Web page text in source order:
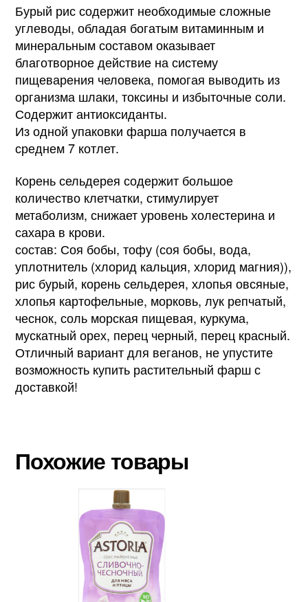
Бурый рис содержит необходимые сложные
углеводы, обладая богатым витаминным и
минеральным составом оказывает
благотворное действие на систему
пищеварения человека, помогая выводить из
организма шлаки, токсины и избыточные соли.
Содержит антиоксиданты.
Из одной упаковки фарша получается в
среднем 7 котлет.
Корень сельдерея содержит большое
количество клетчатки, стимулирует
метаболизм, снижает уровень холестерина и
сахара в крови.
состав: Соя бобы, тофу (соя бобы, вода,
уплотнитель (хлорид кальция, хлорид магния)),
рис бурый, корень сельдерея, хлопья овсяные,
хлопья картофельные, морковь, лук репчатый,
чеснок, соль морская пищевая, куркума,
мускатный орех, перец черный, перец красный.
Отличный вариант для веганов, не упустите
возможность купить растительный фарш с
доставкой!
Похожие товары